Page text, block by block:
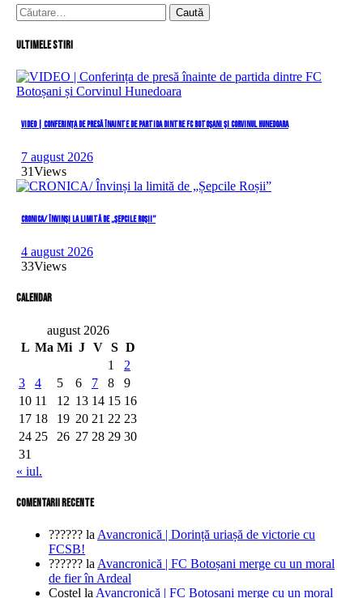
Caută
după:
Ultimele stiri
VIDEO | Conferința de presă înainte de partida dintre FC Botoșani și Corvinul Hunedoara
7 august 2026
31Views
CRONICA/ Învinși la limită de „Șepcile Roșii”
4 august 2026
33Views
Calendar
august 2026
L Ma Mi J V S D
1
2
3
4 5 6 7 8
9
10 11 12 13 14 15 16
17 18 19 20 21 22 23
24 25 26 27 28 29 30
31
« iul.
comentarii recente
?????? la Avancronică | Dorință uriașă de victorie cu
FCSB!
?????? la Avancronică | FC Botoșani merge cu un moral
de fier în Ardeal
Costel la Avancronică | FC Botoșani merge cu un moral